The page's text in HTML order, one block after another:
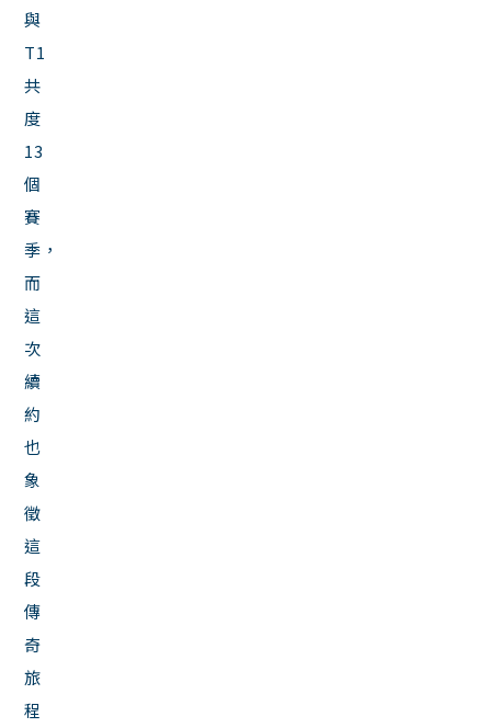
與
T1
共
度
13
個
賽
季，
而
這
次
續
約
也
象
徵
這
段
傳
奇
旅
程